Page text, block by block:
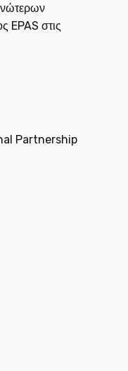
EPAS στις
Partnership